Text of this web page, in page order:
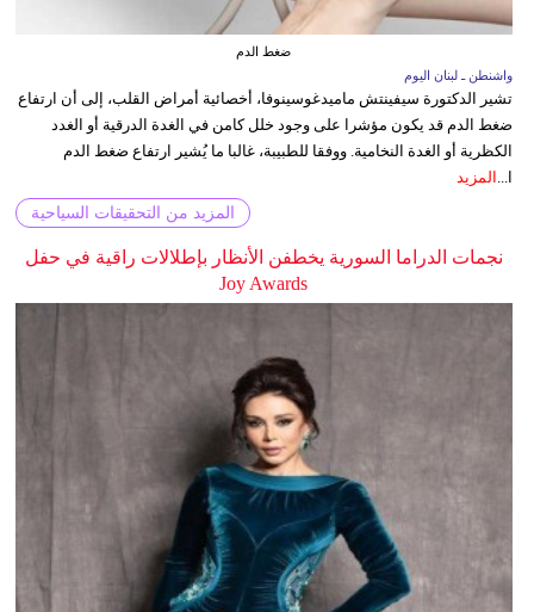
ضغط الدم
واشنطن ـ لبنان اليوم
تشير الدكتورة سيفينتش ماميدغوسينوفا، أخصائية أمراض القلب، إلى أن ارتفاع
ضغط الدم قد يكون مؤشرا على وجود خلل كامن في الغدة الدرقية أو الغدد
الكظرية أو الغدة النخامية. ووفقا للطبيبة، غالبا ما يُشير ارتفاع ضغط الدم
ا... المزيد
المزيد من التحقيقات السياحية
نجمات الدراما السورية يخطفن الأنظار بإطلالات راقية في حفل
Joy Awards